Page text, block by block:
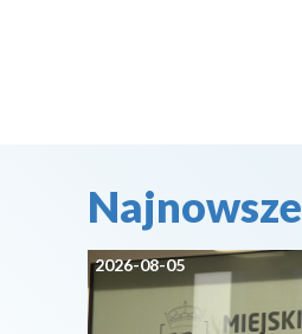
Najnowsze
2026-08-05